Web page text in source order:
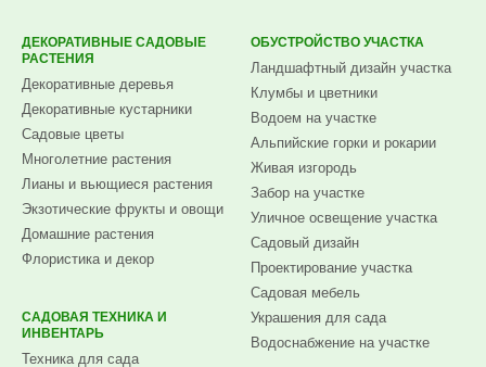
ДЕКОРАТИВНЫЕ САДОВЫЕ
РАСТЕНИЯ
Декоративные деревья
Декоративные кустарники
Садовые цветы
Многолетние растения
Лианы и вьющиеся растения
Экзотические фрукты и овощи
Домашние растения
Флористика и декор
САДОВАЯ ТЕХНИКА И
ИНВЕНТАРЬ
Техника для сада
ОБУСТРОЙСТВО УЧАСТКА
Ландшафтный дизайн участка
Клумбы и цветники
Водоем на участке
Альпийские горки и рокарии
Живая изгородь
Забор на участке
Уличное освещение участка
Садовый дизайн
Проектирование участка
Садовая мебель
Украшения для сада
Водоснабжение на участке